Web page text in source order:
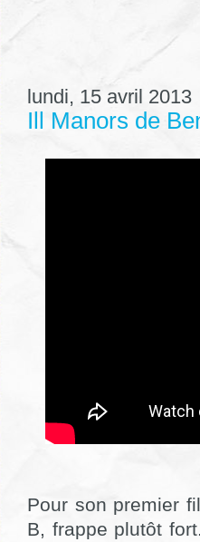
lundi, 15 avril 2013
Ill Manors de
Pour son premier
B, frappe plutôt